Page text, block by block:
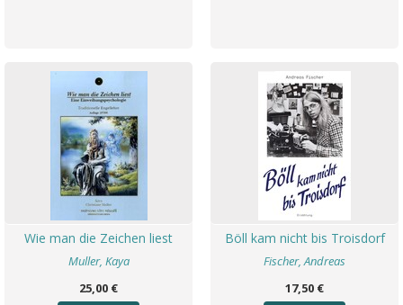
Wie man die Zeichen liest
Muller, Kaya
25,00 €
Böll kam nicht bis Troisdorf
Fischer, Andreas
17,50 €